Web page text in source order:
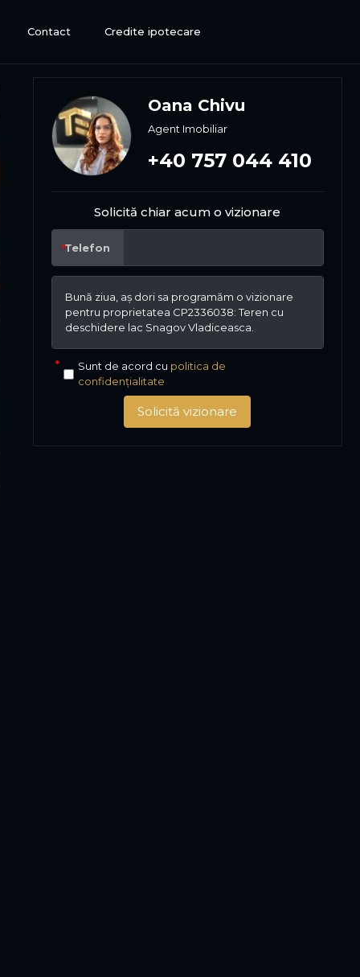
Contact Credite ipotecare
Oana Chivu
Agent Imobiliar
+40 757 044 410
Solicită chiar acum o vizionare
Telefon
Sunt de acord cu politica de
confidențialitate
Solicită vizionare